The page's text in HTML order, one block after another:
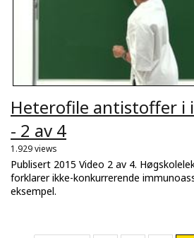
Heterofile antistoffer i
- 2 av 4
1.929 views
Publisert 2015 Video 2 av 4.
forklarer ikke-konkurrerende
eksempel.